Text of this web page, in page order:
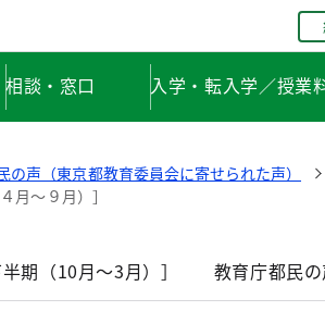
相談・窓口 入学・転入学／授業
の声（東京都教育委員会に寄せられた声）
月～９月）］
期（10月～3月）］ 教育庁都民